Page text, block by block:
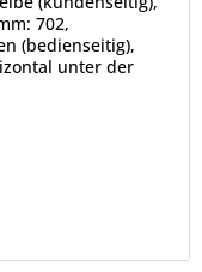
702,
(bedienseitig),
unter der
unten...